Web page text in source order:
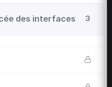
des interfaces 3